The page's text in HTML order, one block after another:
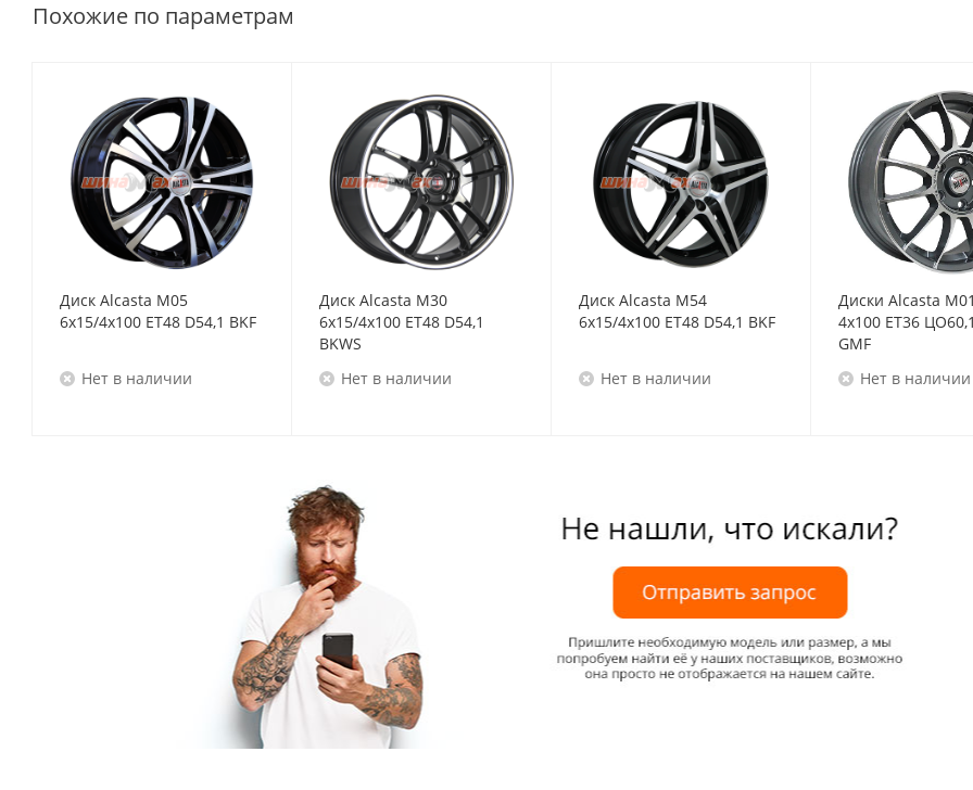
Похожие по параметрам
Диск Alcasta M05
6x15/4x100 ET48 D54,1 BKF
Нет в наличии
Диск Alcasta M30
6x15/4x100 ET48 D54,1
BKWS
Нет в наличии
Диск Alcasta M54
6x15/4x100 ET48 D54,1 BKF
Нет в наличии
Диски Alcasta
4x100 ET36
GMF
Нет в наличии